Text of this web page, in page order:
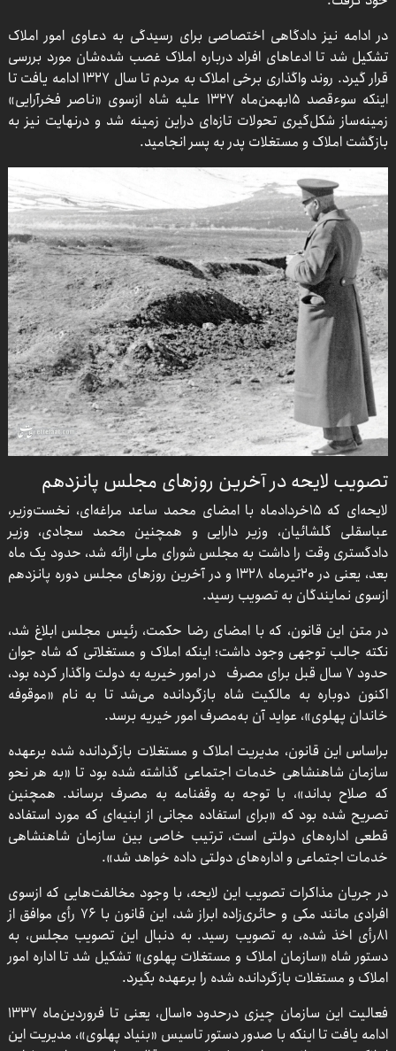
در ادامه نیز دادگاهی اختصاصی برای رسیدگی به دعاوی امور املاک
تشکیل شد تا ادعاهای افراد درباره املاک غصب شده‌شان مورد بررسی
قرار گیرد. روند واگذاری برخی املاک به مردم تا سال ۱۳۲۷ ادامه یافت تا
اینکه سوءقصد ۱۵بهمن‌ماه ۱۳۲۷ علیه شاه ازسوی «ناصر فخرآرایی»
زمینه‌ساز شکل‌گیری تحولات تازه‌ای دراین زمینه شد و درنهایت نیز به
بازگشت املاک و مستغلات پدر به پسر انجامید.
تصویب لایحه در آخرین روزهای مجلس پانزدهم
لایحه‌ای که ۱۵خردادماه با امضای محمد ساعد مراغه‌ای، نخست‌وزیر،
عباسقلی گلشائیان، وزیر دارایی و همچنین محمد سجادی، وزیر
دادگستری وقت را داشت به مجلس شورای ملی ارائه شد، حدود یک ماه
بعد، یعنی در ۲۰تیرماه ۱۳۲۸ و در آخرین روزهای مجلس دوره پانزدهم
ازسوی نمایندگان به تصویب رسید.
در متن این قانون، که با امضای رضا حکمت، رئیس مجلس ابلاغ شد،
نکته جالب توجهی وجود داشت؛ اینکه املاک و مستغلاتی که شاه جوان
حدود ۷ سال قبل برای مصرف در امور خیریه به دولت واگذار کرده بود،
اکنون دوباره به مالکیت شاه بازگردانده می‌شد تا به نام «موقوفه
خاندان پهلوی»، عواید آن به‌مصرف امور خیریه برسد.
براساس این قانون، مدیریت املاک و مستغلات بازگردانده شده برعهده
سازمان شاهنشاهی خدمات اجتماعی گذاشته شده بود تا «به هر نحو
که صلاح بداند»، با توجه به وقفنامه به مصرف برساند. همچنین
تصریح شده بود که «برای استفاده مجانی از ابنیه‌ای که مورد استفاده
قطعی اداره‌های دولتی است، ترتیب خاصی بین سازمان شاهنشاهی
خدمات اجتماعی و اداره‌های دولتی ‌داده خواهد شد».
در جریان مذاکرات تصویب این لایحه، با وجود مخالفت‌هایی که ازسوی
افرادی مانند مکی و حائری‌زاده ابراز شد، این قانون با ۷۶ رأی موافق از
۸۱رأی اخذ شده، به تصویب رسید. به دنبال این تصویب مجلس، به
دستور شاه «سازمان‌ املاک‌ و مستغلات‌ پهلوی» تشکیل شد تا اداره امور
املاک و مستغلات بازگردانده شده را برعهده بگیرد.
فعالیت این سازمان چیزی درحدود ۱۰سال، یعنی تا فروردین‌ماه ۱۳۳۷
ادامه یافت تا اینکه با صدور دستور تاسیس «بنیاد پهلوی»، مدیریت این